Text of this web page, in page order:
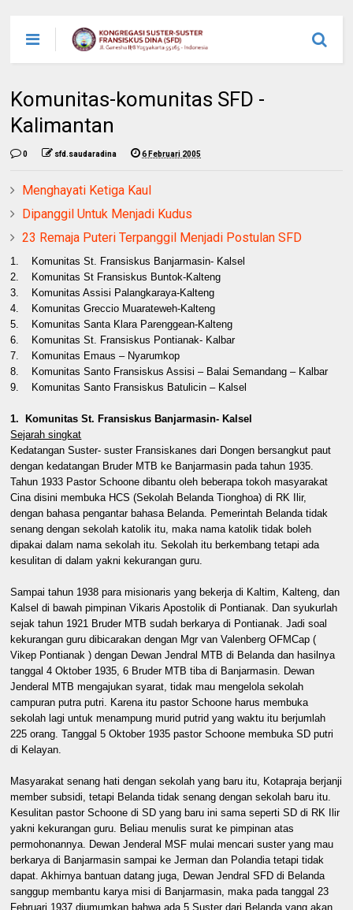
Komunitas-komunitas SFD -
Kalimantan
0 sfd.saudaradina 6 Februari 2005
Menghayati Ketiga Kaul
Dipanggil Untuk Menjadi Kudus
23 Remaja Puteri Terpanggil Menjadi Postulan SFD
1. Komunitas St. Fransiskus Banjarmasin- Kalsel
2. Komunitas St Fransiskus Buntok-Kalteng
3. Komunitas Assisi Palangkaraya-Kalteng
4. Komunitas Greccio Muarateweh-Kalteng
5. Komunitas Santa Klara Parenggean-Kalteng
6. Komunitas St. Fransiskus Pontianak- Kalbar
7. Komunitas Emaus – Nyarumkop
8. Komunitas Santo Fransiskus Assisi – Balai Semandang – Kalbar
9. Komunitas Santo Fransiskus Batulicin – Kalsel
1. Komunitas St. Fransiskus Banjarmasin- Kalsel
Sejarah singkat
Kedatangan Suster- suster Fransiskanes dari Dongen bersangkut paut
dengan kedatangan Bruder MTB ke Banjarmasin pada tahun 1935.
Tahun 1933 Pastor Schoone dibantu oleh beberapa tokoh masyarakat
Cina disini membuka HCS (Sekolah Belanda Tionghoa) di RK Ilir,
dengan bahasa pengantar bahasa Belanda. Pemerintah Belanda tidak
senang dengan sekolah katolik itu, maka nama katolik tidak boleh
dipakai dalam nama sekolah itu. Sekolah itu berkembang tetapi ada
kesulitan di dalam yakni kekurangan guru.
Sampai tahun 1938 para misionaris yang bekerja di Kaltim, Kalteng, dan
Kalsel di bawah pimpinan Vikaris Apostolik di Pontianak. Dan syukurlah
sejak tahun 1921 Bruder MTB sudah berkarya di Pontianak. Jadi soal
kekurangan guru dibicarakan dengan Mgr van Valenberg OFMCap (
Vikep Pontianak ) dengan Dewan Jendral MTB di Belanda dan hasilnya
tanggal 4 Oktober 1935, 6 Bruder MTB tiba di Banjarmasin. Dewan
Jenderal MTB mengajukan syarat, tidak mau mengelola sekolah
campuran putra putri. Karena itu pastor Schoone harus membuka
sekolah lagi untuk menampung murid putrid yang waktu itu berjumlah
225 orang. Tanggal 5 Oktober 1935 pastor Schoone membuka SD putri
di Kelayan.
Masyarakat senang hati dengan sekolah yang baru itu, Kotapraja berjanji
member subsidi, tetapi Belanda tidak senang dengan sekolah baru itu.
Kesulitan pastor Schoone di SD yang baru ini sama seperti SD di RK Ilir
yakni kekurangan guru. Beliau menulis surat ke pimpinan atas
permohonannya. Dewan Jenderal MSF mulai mencari suster yang mau
berkarya di Banjarmasin sampai ke Jerman dan Polandia tetapi tidak
dapat. Akhirnya bantuan datang juga, Dewan Jendral SFD di Belanda
sanggup membantu karya misi di Banjarmasin, maka pada tanggal 23
Februari 1937 diumumkan bahwa ada 5 Suster dari Belanda yang akan